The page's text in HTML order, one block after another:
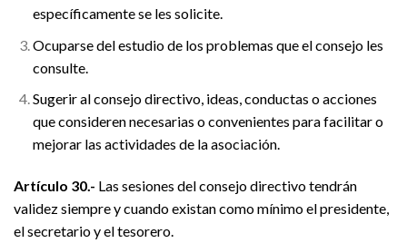
específicamente se les solicite.
Ocuparse del estudio de los problemas que el consejo les
consulte.
Sugerir al consejo directivo, ideas, conductas o acciones
que consideren necesarias o convenientes para facilitar o
mejorar las actividades de la asociación.
Artículo 30.- Las sesiones del consejo directivo tendrán
validez siempre y cuando existan como mínimo el presidente,
el secretario y el tesorero.